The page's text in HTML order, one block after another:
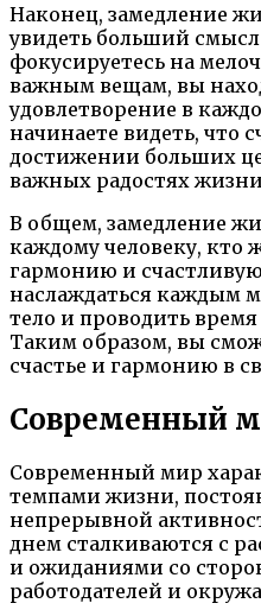
Наконец, замедление
увидеть больший
фокусируетесь на
важным вещам, вы
удовлетворение в
начинаете видеть, что
достижении больших
важных радостях
В общем, замедление
каждому человеку, кто
гармонию и
наслаждаться каждым
тело и проводить
Таким образом, вы
счастье и гармонию в
Современный
Современный мир
темпами жизни,
непрерывной
днем сталкиваются с
и ожиданиями со
работодателей и